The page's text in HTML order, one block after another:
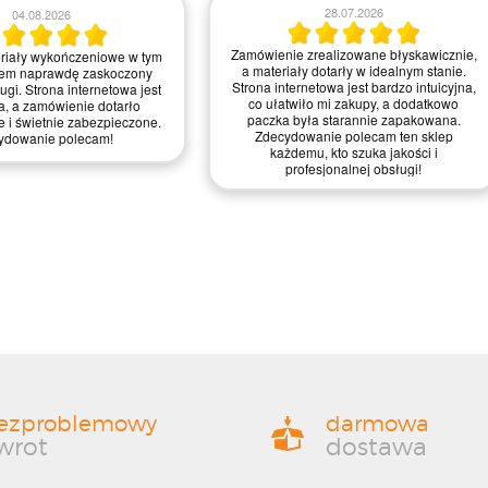
23.07.2026
błyskawicznie,
dotarły w
świetnie zapakowane.
intuicyjna i przyjemna w
ułatwiło mi
wrócę po więcej!
21.07.2026
Zamówienie było proste do zrealizowania,
a strona intuicyjna. Myślę, że mogliby
trochę poprawić szybkość dostawy, ale
ogólnie jestem zadowolony z jakości
materiałów i obsługi – zasługują na
mocne cztery gwiazdki!
darmowa
dostawa